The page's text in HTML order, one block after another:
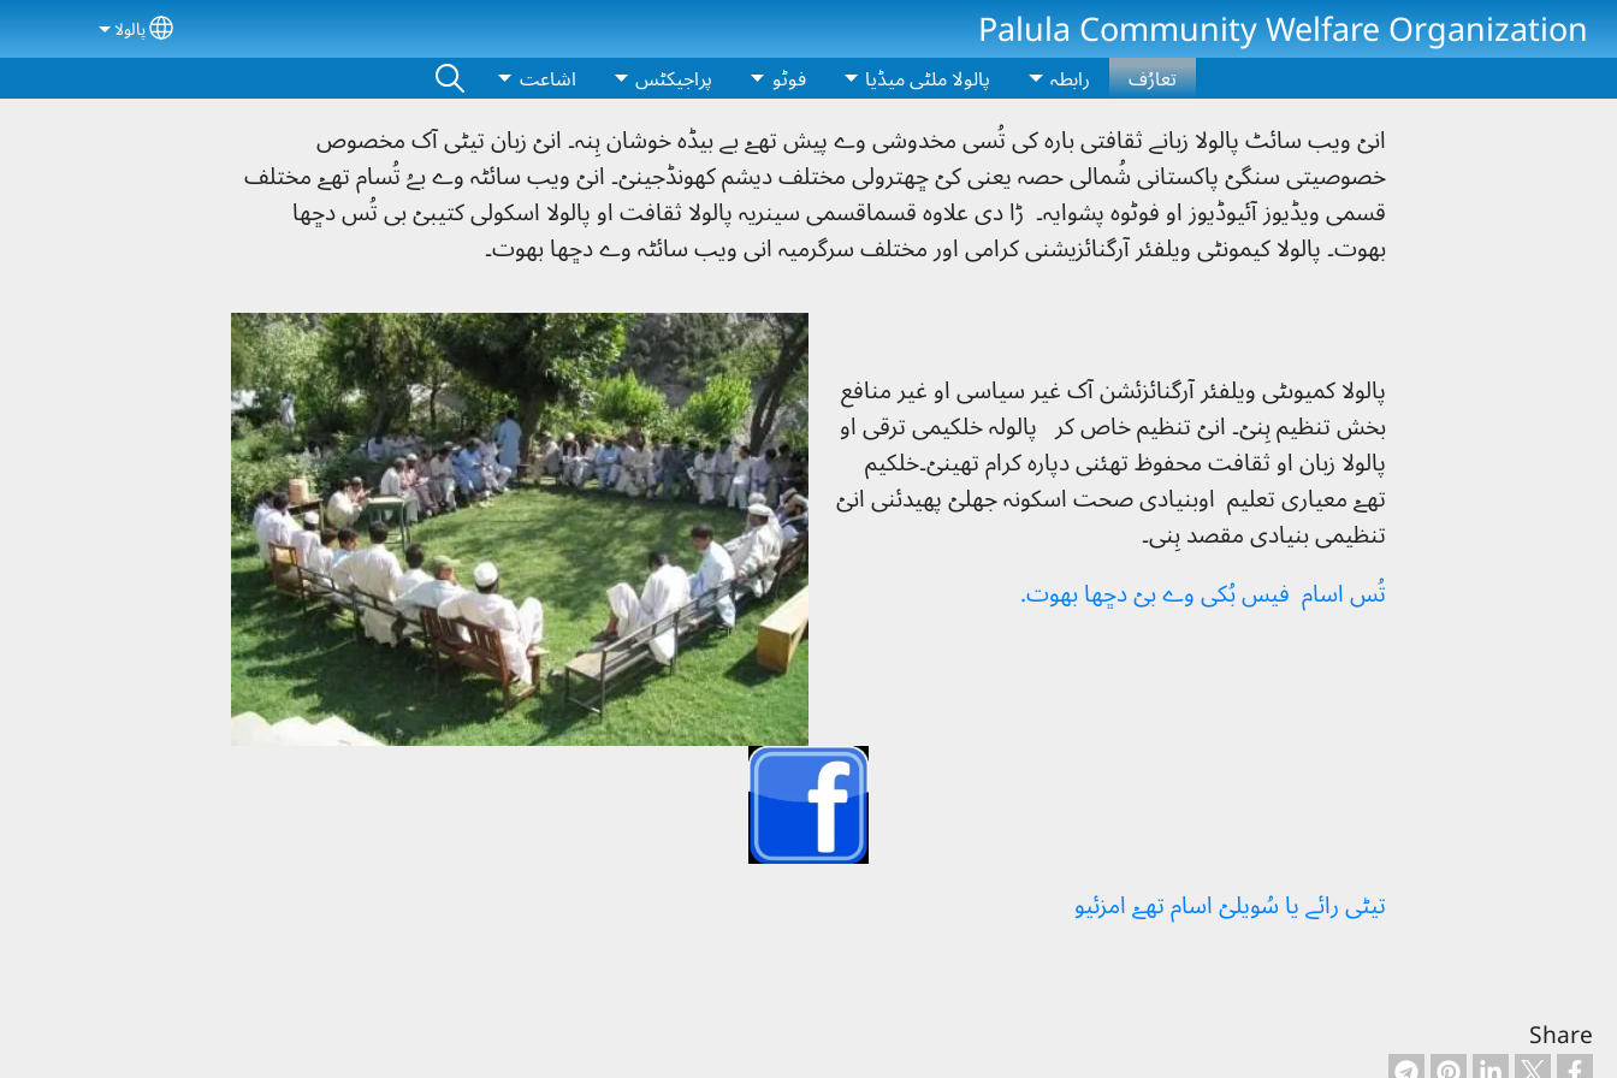
Skip to main content
Palula Community Welfare Organization
your language
پالولا
تعارُف رابطہ پالولا ملٹی میڈیا فوٹو پراجیکٹس اشاعت
انیۡ ویب سائٹ پالولا زبانے ثقافتی بارہ کی تُسی مخدوشی وے پیش تھےۡ بے بیڈہ خوشان ہِنہ۔ انیۡ زبان تیڻی آک مخصوص
خصوصیتی سنگیۡ پاکستانی شُمالی حصہ یعنی کیۡ ڇھترولی مختلف دیشم کھونڈجینیۡ۔ انیۡ ویب سائٹہ وے بےُ تُسام تھےۡ مختلف
قسمی ویڈیوز آئیوڈیوز او فوٹوہ پشوایہ۔ ڑا دی علاوہ قسماقسمی سینریہ پالولا ثقافت او پالولا اسکولی کتیبیۡ بی تُس دڇھا
بھوت۔ پالولا کیمونٹی ویلفئر آرگنائزیشنی کرامی اور مختلف سرگرمیہ انی ویب سائٹہ وے دڇھا بھوت۔
پالولا کمیوںٹی ویلفئر آرگنائزئشن آک غیر سیاسی او غیر منافع
بخش تنظیم ہِنیۡ۔ انیۡ تنظیم خاص کر پالولہ خلکیمی ترقی او
پالولا زبان او ثقافت محفوظ تھئنی دپارہ کرام تھینیۡ۔خلکیم
تھےۡ معیاری تعلیم اوبنیادی صحت اسکونہ جھلیۡ پھیدئنی انیۡ
تنظیمی بنیادی مقصد ہِنی۔
تُس اسام فیس بُکی وے بیۡ دڇھا بھوت.
تیڻی رائے یا سُویلیۡ اسام تھےۡ امزئیو
Share